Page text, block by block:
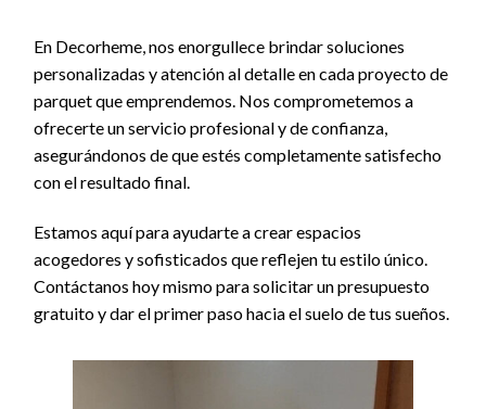
En Decorheme, nos enorgullece brindar soluciones
personalizadas y atención al detalle en cada proyecto de
parquet que emprendemos. Nos comprometemos a
ofrecerte un servicio profesional y de confianza,
asegurándonos de que estés completamente satisfecho
con el resultado final.
Estamos aquí para ayudarte a crear espacios
acogedores y sofisticados que reflejen tu estilo único.
Contáctanos hoy mismo para solicitar un presupuesto
gratuito y dar el primer paso hacia el suelo de tus sueños.